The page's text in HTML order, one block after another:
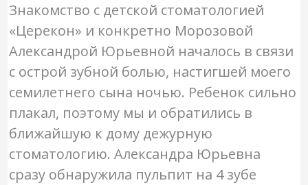
Знакомство с детской стоматологией
«Церекон» и конкретно Морозовой
Александрой Юрьевной началось в связи
с острой зубной болью, настигшей моего
семилетнего сына ночью. Ребенок сильно
плакал, поэтому мы и обратились в
ближайшую к дому дежурную
стоматологию. Александра Юрьевна
сразу обнаружила пульпит на 4 зубе